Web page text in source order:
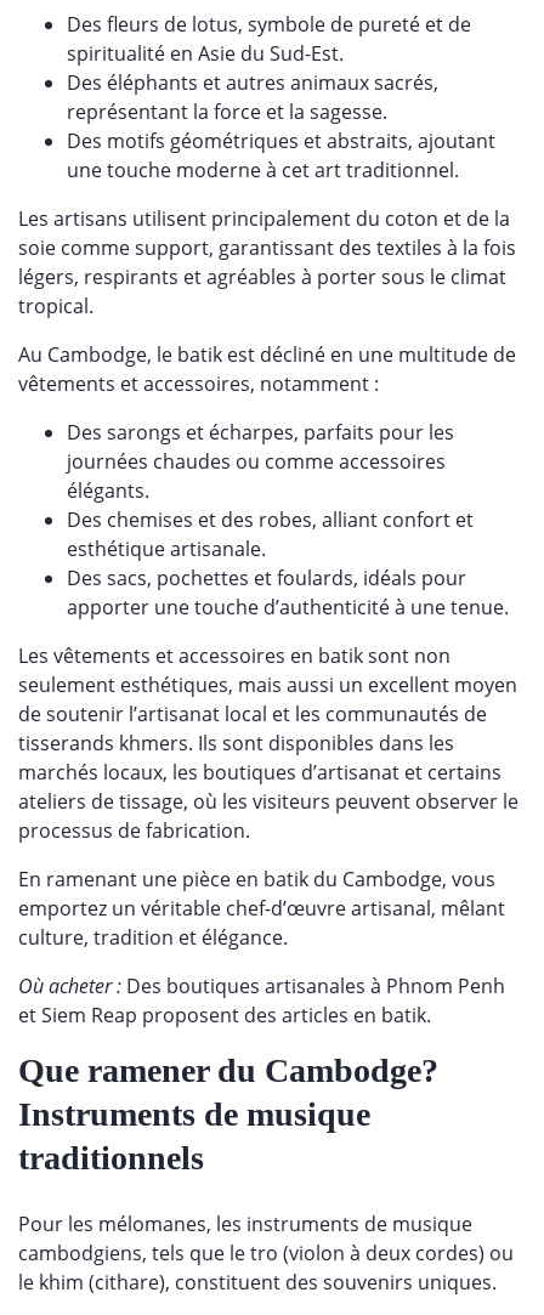
Des fleurs de lotus, symbole de pureté et de
spiritualité en Asie du Sud-Est.
Des éléphants et autres animaux sacrés,
représentant la force et la sagesse.
Des motifs géométriques et abstraits, ajoutant
une touche moderne à cet art traditionnel.
Les artisans utilisent principalement du coton et de la
soie comme support, garantissant des textiles à la fois
légers, respirants et agréables à porter sous le climat
tropical.
Au Cambodge, le batik est décliné en une multitude de
vêtements et accessoires, notamment :
Des sarongs et écharpes, parfaits pour les
journées chaudes ou comme accessoires
élégants.
Des chemises et des robes, alliant confort et
esthétique artisanale.
Des sacs, pochettes et foulards, idéals pour
apporter une touche d’authenticité à une tenue.
Les vêtements et accessoires en batik sont non
seulement esthétiques, mais aussi un excellent moyen
de soutenir l’artisanat local et les communautés de
tisserands khmers. Ils sont disponibles dans les
marchés locaux, les boutiques d’artisanat et certains
ateliers de tissage, où les visiteurs peuvent observer le
processus de fabrication.
En ramenant une pièce en batik du Cambodge, vous
emportez un véritable chef-d’œuvre artisanal, mêlant
culture, tradition et élégance.
Où acheter : Des boutiques artisanales à Phnom Penh
et Siem Reap proposent des articles en batik.
Que ramener du Cambodge?
Instruments de musique
traditionnels
Pour les mélomanes, les instruments de musique
cambodgiens, tels que le tro (violon à deux cordes) ou
le khim (cithare), constituent des souvenirs uniques.